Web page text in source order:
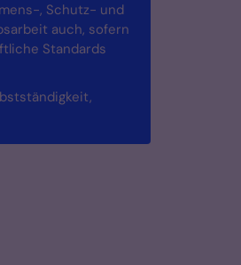
, Schutz- und
auch, sofern
Standards